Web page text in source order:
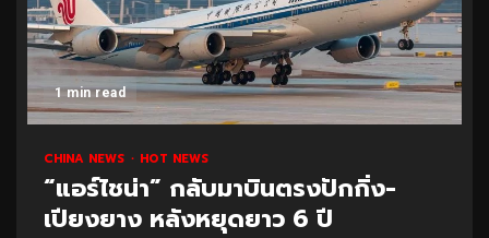
1 min read
CHINA NEWS HOT NEWS
“แอร์ไชน่า” กลับมาบินตรงปักกิ่ง-
เปียงยาง หลังหยุดยาว 6 ปี